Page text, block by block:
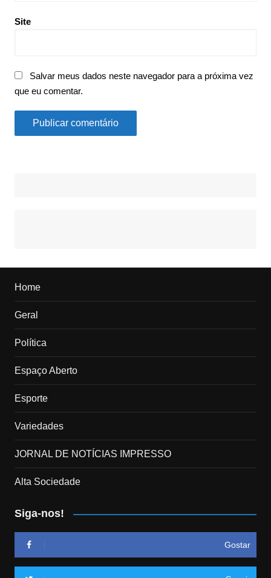
Site
Salvar meus dados neste navegador para a próxima vez
que eu comentar.
Home
Geral
Política
Espaço Aberto
Esporte
Variedades
JORNAL DE NOTÍCIAS IMPRESSO
Alta Sociedade
Siga-nos!
Gostar